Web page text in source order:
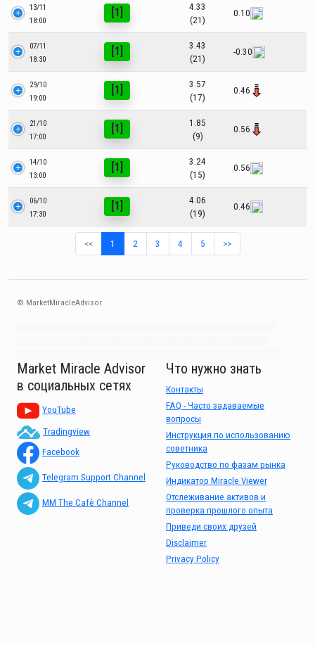
13/11
18:00
[1]
4.33
(21)
0.10
07/11
18:30
[1]
3.43
(21)
-0.30
29/10
19:00
[1]
3.57
(17)
0.46
21/10
17:00
[1]
1.85
(9)
0.56
14/10
13:00
[1]
3.24
(15)
0.56
06/10
17:30
[1]
4.06
(19)
0.46
<< 1 2 3 4 5 >>
© MarketMiracleAdvisor
Market Miracle Advisor
в социальных сетях
YouTube
Tradingview
Facebook
Telegram Support Channel
MM The Cafè Channel
Что нужно знать
Контакты
FAQ - Часто задаваемые
вопросы
Инструкция по использованию
советника
Руководство по фазам рынка
Индикатор Miracle Viewer
Отслеживание активов и
проверка прошлого опыта
Приведи своих друзей
Disclaimer
Privacy Policy